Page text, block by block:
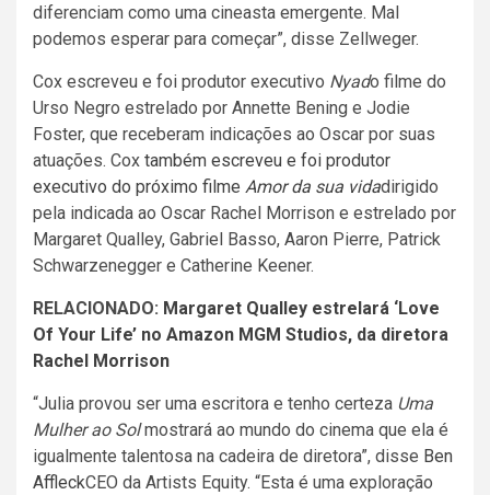
diferenciam como uma cineasta emergente. Mal
podemos esperar para começar”, disse Zellweger.
Cox escreveu e foi produtor executivo Nyado filme do
Urso Negro estrelado por Annette Bening e Jodie
Foster, que receberam indicações ao Oscar por suas
atuações. Cox também escreveu e foi produtor
executivo do próximo filme Amor da sua vidadirigido
pela indicada ao Oscar Rachel Morrison e estrelado por
Margaret Qualley, Gabriel Basso, Aaron Pierre, Patrick
Schwarzenegger e Catherine Keener.
RELACIONADO: Margaret Qualley estrelará ‘Love
Of Your Life’ no Amazon MGM Studios, da diretora
Rachel Morrison
“Julia provou ser uma escritora e tenho certeza Uma
Mulher ao Solmostrará ao mundo do cinema que ela é
igualmente talentosa na cadeira de diretora”, disse Ben
AffleckCEO da Artists Equity. “Esta é uma exploração